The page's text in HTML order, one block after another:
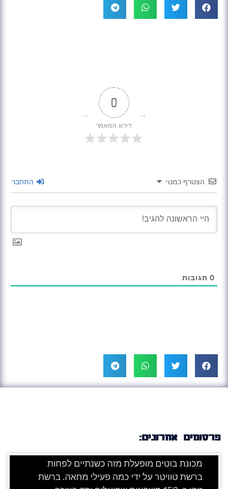
0
דירוג המאמר
הצטרף כמנוי התחבר
0 תגובות
פרסומים אחרונים: